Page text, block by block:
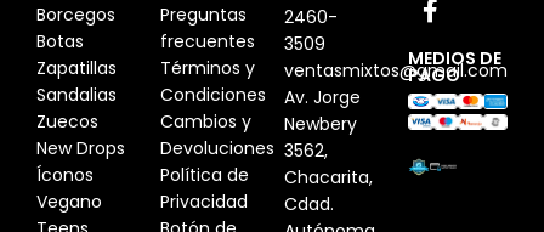
Borcegos
Botas
Zapatillas
Sandalias
Zuecos
New Drops
Íconos
Vegano
Preguntas
frecuentes
Términos y
Condiciones
Cambios y
Devoluciones
Política de
Privacidad
2460-
3509
ventasmixtos@gmail.com
Av. Jorge
Newbery
3562,
Chacarita,
Cdad.
MEDIOS DE
PAGO